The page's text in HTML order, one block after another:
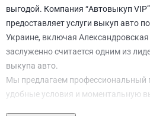
выгодой. Компания “Автовыкуп
предоставляет услуги выкуп авто
Украине, включая Александровская
заслуженно считается одним из
выкупа авто.
Мы предлагаем профессиональный
удобные условия и моментальную